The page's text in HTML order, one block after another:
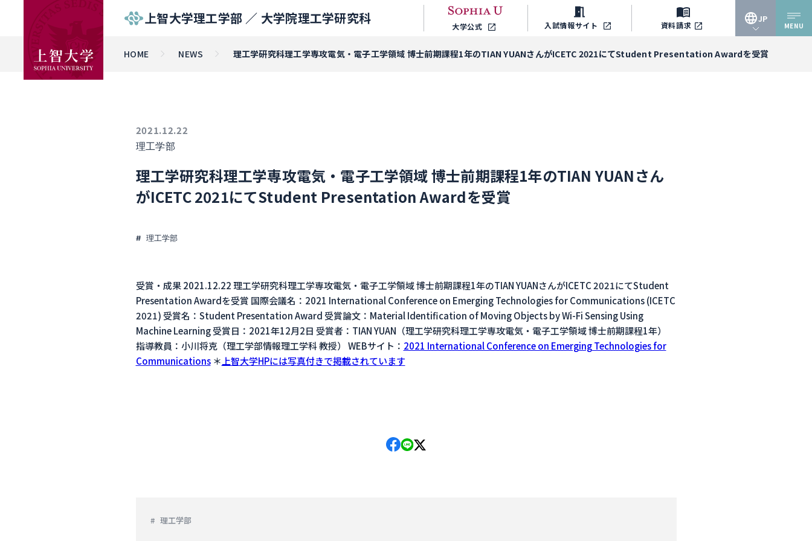
上智大学理工学部 ／ 大学院理工学研究科 大学公式 入試情報サイト 資料請求
JP
JP
MENU
HOME NEWS 理工学研究科理工学専攻電気・電子工学領域 博士前期課程1年のTIAN YUANさんがICETC 2021にてStudent Presentation Awardを受賞
2021.12.22
理工学部
理工学研究科理工学専攻電気・電子工学領域 博士前期課程1年のTIAN YUANさん
がICETC 2021にてStudent Presentation Awardを受賞
理工学部
受賞・成果 2021.12.22 理工学研究科理工学専攻電気・電子工学領域 博士前期課程1年のTIAN YUANさんがICETC 2021にてStudent
Presentation Awardを受賞 国際会議名：2021 International Conference on Emerging Technologies for Communications (ICETC
2021) 受賞名：Student Presentation Award 受賞論文：Material Identification of Moving Objects by Wi-Fi Sensing Using
Machine Learning 受賞日：2021年12月2日 受賞者：TIAN YUAN（理工学研究科理工学専攻電気・電子工学領域 博士前期課程1年）
指導教員：小川将克（理工学部情報理工学科 教授） WEBサイト： 2021 International Conference on Emerging Technologies for
Communications＊ 上智大学HPには写真付きで掲載されています
理工学部